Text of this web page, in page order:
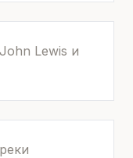
Lewis и